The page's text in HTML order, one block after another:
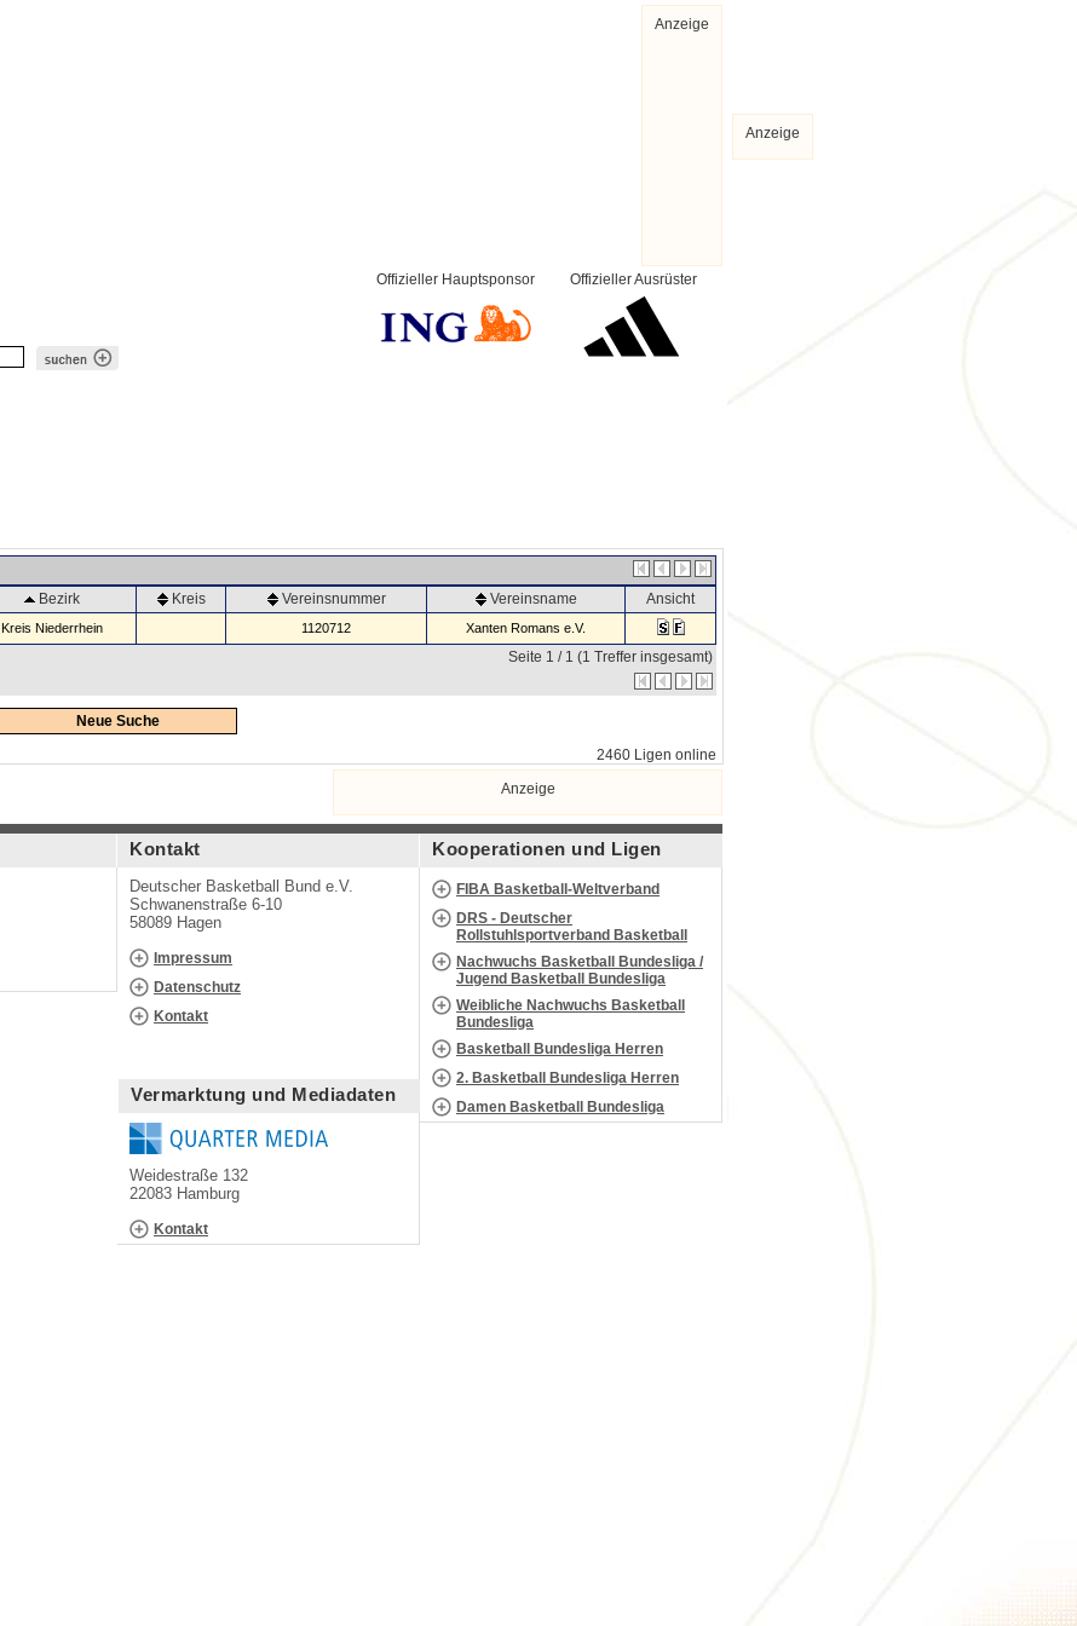
Anzeige
Offizieller Ausrüster
Offizieller Hauptsponsor
Bezirk Kreis Vereinsnummer Vereinsname Ansicht
Kreis Niederrhein 1120712 Xanten Romans e.V.
Seite 1 / 1 (1 Treffer insgesamt)
Neue Suche
2460 Ligen online
Anzeige
Kontakt
Deutscher Basketball Bund e.V.
Schwanenstraße 6-10
58089 Hagen
Impressum
Datenschutz
Kontakt
Vermarktung und Mediadaten
Weidestraße 132
22083 Hamburg
Kontakt
Kooperationen und Ligen
FIBA Basketball-Weltverband
DRS - Deutscher
Rollstuhlsportverband Basketball
Nachwuchs Basketball Bundesliga /
Jugend Basketball Bundesliga
Weibliche Nachwuchs Basketball
Bundesliga
Basketball Bundesliga Herren
2. Basketball Bundesliga Herren
Damen Basketball Bundesliga
Anzeige